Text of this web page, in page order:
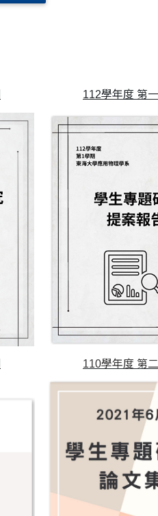
112學年度 第
110學年度 第